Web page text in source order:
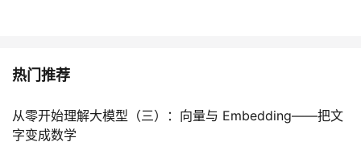
热门推荐
从零开始理解大模型（三）：向量与 Embedding——把文
字变成数学